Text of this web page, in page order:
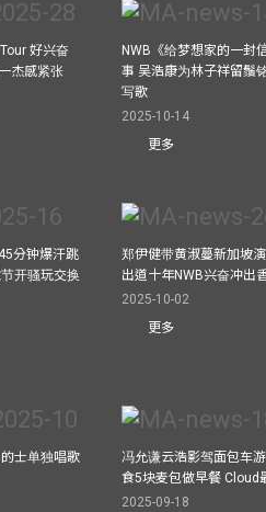
好兴奋
杰感紧张
NWB《给梦想家的一封
事 吴浩康为林子祥留鬚
写歌
2025-10-14
更多
分钟爆汗跳
开骚玩交换
郑伊健带黄淑蔓新加坡
出道十年NWB兴奋冲出
2025-10-02
更多
士单独唱歌
冯允谦云浩影驾面包车
食5块麦包做早餐 Cloud
2025-09-18